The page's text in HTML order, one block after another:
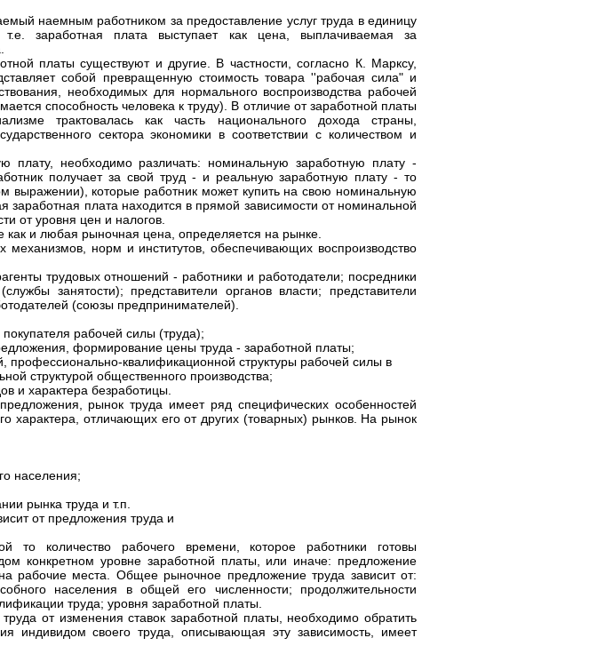
наемным работником за предоставление услуг труда в единицу
заработная плата выступает как цена, выплачиваемая за
платы существуют и другие. В частности, согласно К. Марксу,
собой превращенную стоимость товара ''рабочая сила" и
необходимых для нормального воспроизводства рабочей
способность человека к труду). В отличие от заработной платы
трактовалась как часть национального дохода страны,
сектора экономики в соответствии с количеством и
плату, необходимо различать: номинальную заработную плату -
получает за свой труд - и реальную заработную плату - то
выражении), которые работник может купить на свою номинальную
заработная плата находится в прямой зависимости от номинальной
от уровня цен и налогов.
как и любая рыночная цена, определяется на рынке.
механизмов, норм и институтов, обеспечивающих воспроизводство
трудовых отношений - работники и работодатели; посредники
занятости); представители органов власти; представители
(союзы предпринимателей).
рабочей силы (труда);
формирование цены труда - заработной платы;
профессионально-квалификационной структуры рабочей силы в
структурой общественного производства;
и характера безработицы.
рынок труда имеет ряд специфических особенностей
характера, отличающих его от других (товарных) рынков. На рынок
населения;
рынка труда и т.п.
от предложения труда и
то количество рабочего времени, которое работники готовы
конкретном уровне заработной платы, или иначе: предложение
рабочие места. Общее рыночное предложение труда зависит от:
населения в общей его численности; продолжительности
труда; уровня заработной платы.
от изменения ставок заработной платы, необходимо обратить
индивидом своего труда, описывающая эту зависимость, имеет